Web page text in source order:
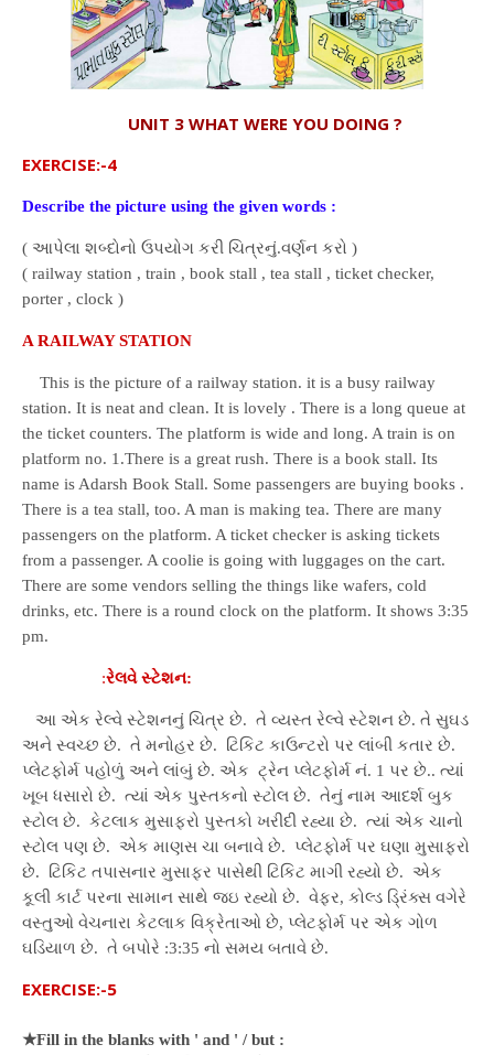
UNIT 3 WHAT WERE YOU DOING ?
EXERCISE:-4
Describe the picture using the given words :
( આપેલા શબ્દોનો ઉપયોગ કરી ચિત્રનું.વર્ણન કરો )
( railway station , train , book stall , tea stall , ticket checker,
porter , clock )
A RAILWAY STATION
This is the picture of a railway station. it is a busy railway
station. It is neat and clean. It is lovely . There is a long queue at
the ticket counters. The platform is wide and long. A train is on
platform no. 1.There is a great rush. There is a book stall. Its
name is Adarsh Book Stall. Some passengers are buying books .
There is a tea stall, too. A man is making tea. There are many
passengers on the platform. A ticket checker is asking tickets
from a passenger. A coolie is going with luggages on the cart.
There are some vendors selling the things like wafers, cold
drinks, etc. There is a round clock on the platform. It shows 3:35
pm.
:રેલવે સ્ટેશન:
આ એક રેલ્વે સ્ટેશનનું ચિત્ર છે. તે વ્યસ્ત રેલ્વે સ્ટેશન છે. તે સુઘડ
અને સ્વચ્છ છે. તે મનોહર છે. ટિકિટ કાઉન્ટરો પર લાંબી કતાર છે.
પ્લેટફોર્મ પહોળું અને લાંબું છે. એક ટ્રેન પ્લેટફોર્મ નં. 1 પર છે.. ત્યાં
ખૂબ ધસારો છે. ત્યાં એક પુસ્તકનો સ્ટોલ છે. તેનું નામ આદર્શ બુક
સ્ટોલ છે. કેટલાક મુસાફરો પુસ્તકો ખરીદી રહ્યા છે. ત્યાં એક ચાનો
સ્ટોલ પણ છે. એક માણસ ચા બનાવે છે. પ્લેટફોર્મ પર ઘણા મુસાફરો
છે. ટિકિટ તપાસનાર મુસાફર પાસેથી ટિકિટ માગી રહ્યો છે. એક
કૂલી કાર્ટ પરના સામાન સાથે જઇ રહ્યો છે. વેફર, કોલ્ડ ડ્રિંક્સ વગેરે
વસ્તુઓ વેચનારા કેટલાક વિક્રેતાઓ છે, પ્લેટફોર્મ પર એક ગોળ
ઘડિયાળ છે. તે બપોરે :3:35 નો સમય બતાવે છે.
EXERCISE:-5
★Fill in the blanks with ' and ' / but :